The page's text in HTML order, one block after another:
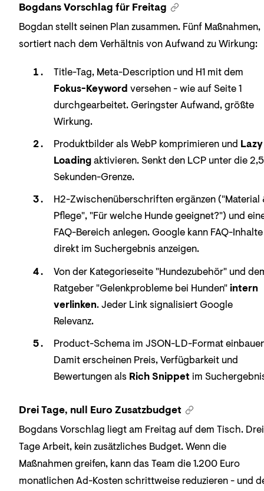
Bogdans Vorschlag für Freitag
Bogdan stellt seinen Plan zusammen. Fünf Maßnahmen,
sortiert nach dem Verhältnis von Aufwand zu Wirkung:
Title-Tag, Meta-Description und H1 mit dem
Fokus-Keyword versehen - wie auf Seite 1
durchgearbeitet. Geringster Aufwand, größte
Wirkung.
Produktbilder als WebP komprimieren und Lazy
Loadingaktivieren. Senkt den LCP unter die
Sekunden-Grenze.
H2-Zwischenüberschriften ergänzen ("Material
Pflege", "Für welche Hunde geeignet?") und
FAQ-Bereich anlegen. Google kann FAQ-Inhalte
direkt im Suchergebnis anzeigen.
Von der Kategorieseite "Hundezubehör" und
Ratgeber "Gelenkprobleme bei Hunden"intern
verlinken. Jeder Link signalisiert Google
Relevanz.
Product-Schema im JSON-LD-Format
Damit erscheinen Preis, Verfügbarkeit und
Bewertungen als Rich Snippet im
Drei Tage, null Euro Zusatzbudget
Bogdans Vorschlag liegt am Freitag auf dem Tisch. Drei
Tage Arbeit, kein zusätzliches Budget. Wenn die
Maßnahmen greifen, kann das Team die 1.200 Euro
monatlichen Ad-Kosten schrittweise reduzieren - und